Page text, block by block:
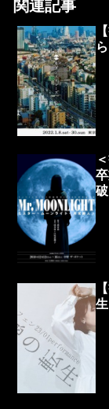
関連記事
生